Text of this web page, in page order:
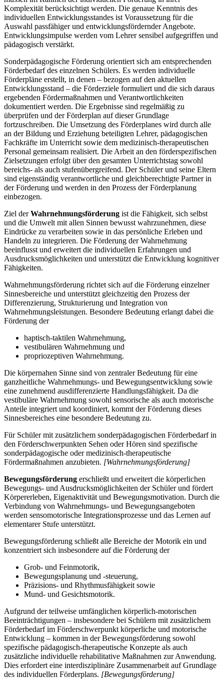
Komplexität berücksichtigt werden. Die genaue Kenntnis des
individuellen Entwicklungsstandes ist Voraussetzung für die
Auswahl passfähiger und entwicklungsfördernder Angebote.
Entwicklungsimpulse werden vom Lehrer sensibel aufgegriffen und
pädagogisch verstärkt.
Sonderpädagogische Förderung orientiert sich am entsprechenden
Förderbedarf des einzelnen Schülers. Es werden individuelle
Förderpläne erstellt, in denen – bezogen auf den aktuellen
Entwicklungsstand – die Förderziele formuliert und die sich daraus
ergebenden Fördermaßnahmen und Verantwortlichkeiten
dokumentiert werden. Die Ergebnisse sind regelmäßig zu
überprüfen und der Förderplan auf dieser Grundlage
fortzuschreiben. Die Umsetzung des Förderplanes wird durch alle
an der Bildung und Erziehung beteiligten Lehrer, pädagogischen
Fachkräfte im Unterricht sowie dem medizinisch-therapeutischen
Personal gemeinsam realisiert. Die Arbeit an den förderspezifischen
Zielsetzungen erfolgt über den gesamten Unterrichtstag sowohl
bereichs- als auch stufenübergreifend. Der Schüler und seine Eltern
sind eigenständig verantwortliche und gleichberechtigte Partner in
der Förderung und werden in den Prozess der Förderplanung
einbezogen.
Ziel derWahrnehmungsförderung ist die Fähigkeit, sich selbst
und die Umwelt mit allen Sinnen bewusst wahrzunehmen, diese
Eindrücke zu verarbeiten sowie in das persönliche Erleben und
Handeln zu integrieren. Die Förderung der Wahrnehmung
beeinflusst und erweitert die individuellen Erfahrungen und
Ausdrucksmöglichkeiten und unterstützt die Entwicklung kognitiver
Fähigkeiten.
Wahrnehmungsförderung richtet sich auf die Förderung einzelner
Sinnesbereiche und unterstützt gleichzeitig den Prozess der
Differenzierung, Strukturierung und Integration von
Wahrnehmungsleistungen. Besondere Bedeutung erlangt dabei die
Förderung der
haptisch-taktilen Wahrnehmung,
vestibulären Wahrnehmung und
propriozeptiven Wahrnehmung.
Die körpernahen Sinne sind von zentraler Bedeutung für eine
ganzheitliche Wahrnehmungs- und Bewegungsentwicklung sowie
eine zunehmend ausdifferenzierte Handlungsfähigkeit. Da die
vestibuläre Wahrnehmung sowohl sensorische als auch motorische
Anteile integriert und koordiniert, kommt der Förderung dieses
Sinnesbereiches eine besondere Bedeutung zu.
Für Schüler mit zusätzlichem sonderpädagogischen Förderbedarf in
den Förderschwerpunkten Sehen oder Hören sind spezifische
sonderpädagogische oder medizinisch-therapeutische
Fördermaßnahmen anzubieten. [Wahrnehmungsförderung]
Bewegungsförderung erschließt und erweitert die körperlichen
Bewegungs- und Ausdrucksmöglichkeiten der Schüler und fördert
Körpererleben, Eigenaktivität und Bewegungsmotivation. Durch die
Verbindung von Wahrnehmungs- und Bewegungsangeboten
werden sensomotorische Integrationsprozesse und das Lernen auf
elementarer Stufe unterstützt.
Bewegungsförderung schließt alle Bereiche der Motorik ein und
konzentriert sich insbesondere auf die Förderung der
Grob- und Feinmotorik,
Bewegungsplanung und -steuerung,
Präzisions- und Rhythmusfähigkeit sowie
Mund- und Gesichtsmotorik.
Aufgrund der teilweise umfänglichen körperlich-motorischen
Beeinträchtigungen – insbesondere bei Schülern mit zusätzlichem
Förderbedarf im Förderschwerpunkt körperliche und motorische
Entwicklung – kommen in der Bewegungsförderung sowohl
spezifische pädagogisch-therapeutische Konzepte als auch
zusätzliche individuelle rehabilitative Maßnahmen zur Anwendung.
Dies erfordert eine interdisziplinäre Zusammenarbeit auf Grundlage
des individuellen Förderplans. [Bewegungsförderung]